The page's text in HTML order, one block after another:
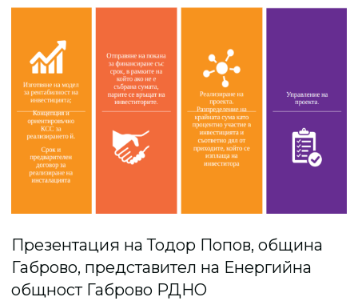
Презентация на Тодор Попов, община
Габрово, представител на Енергийна
общност Габрово РДНО